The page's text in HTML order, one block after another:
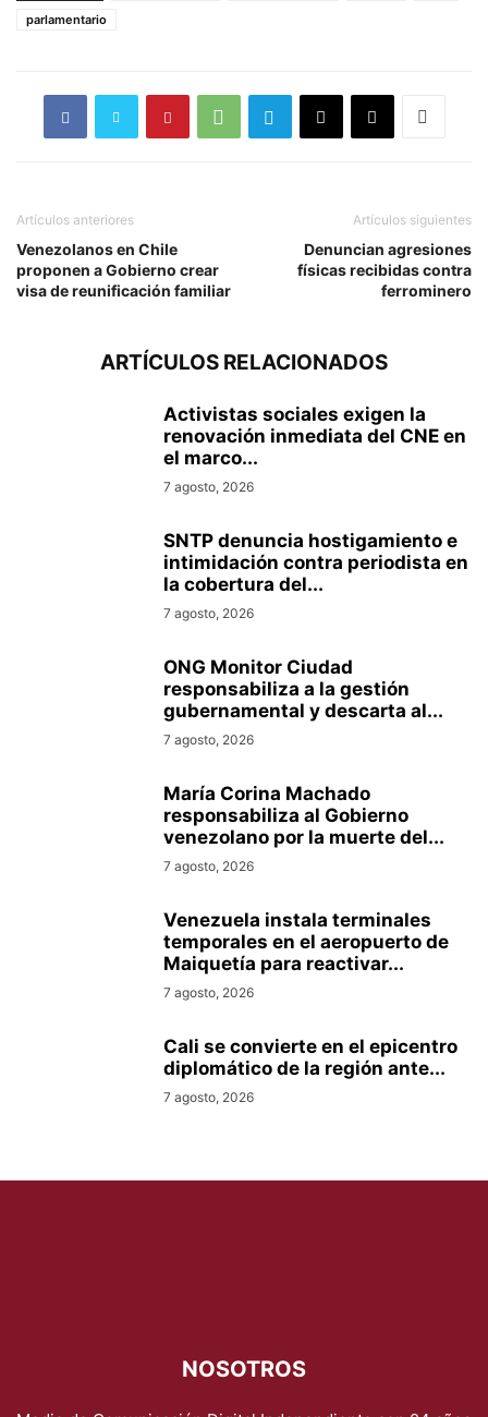
parlamentario
Artículos anteriores
Venezolanos en Chile
proponen a Gobierno crear
visa de reunificación familiar
Artículos siguientes
Denuncian agresiones
físicas recibidas contra
ferrominero
ARTÍCULOS RELACIONADOS
Activistas sociales exigen la
renovación inmediata del CNE en
el marco...
7 agosto, 2026
SNTP denuncia hostigamiento e
intimidación contra periodista en
la cobertura del...
7 agosto, 2026
ONG Monitor Ciudad
responsabiliza a la gestión
gubernamental y descarta al...
7 agosto, 2026
María Corina Machado
responsabiliza al Gobierno
venezolano por la muerte del...
7 agosto, 2026
Venezuela instala terminales
temporales en el aeropuerto de
Maiquetía para reactivar...
7 agosto, 2026
Cali se convierte en el epicentro
diplomático de la región ante...
7 agosto, 2026
NOSOTROS